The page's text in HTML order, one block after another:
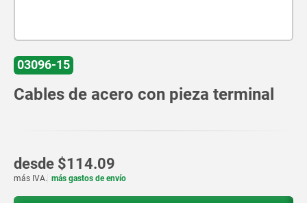
03096-15
Cables de acero con pieza terminal
desde $114.09
más IVA. más gastos de envío